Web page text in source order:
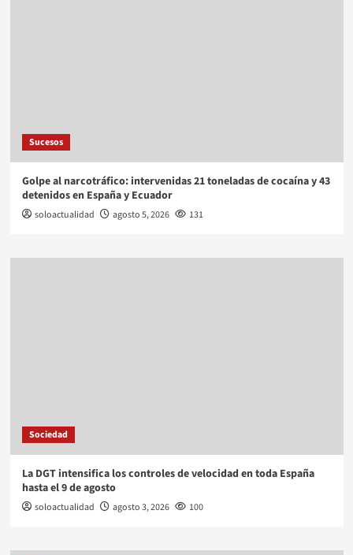
Sucesos
Golpe al narcotráfico: intervenidas 21 toneladas de cocaína y 43
detenidos en España y Ecuador
soloactualidad agosto 5, 2026 131
Sociedad
La DGT intensifica los controles de velocidad en toda España
hasta el 9 de agosto
soloactualidad agosto 3, 2026 100